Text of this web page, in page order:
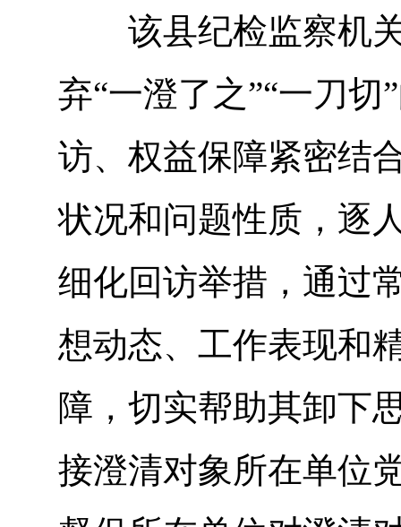
该县纪检监察机关
弃“一澄了之”“一刀
访、权益保障紧密结
状况和问题性质，逐
细化回访举措，通过
想动态、工作表现和
障，切实帮助其卸下
接澄清对象所在单位